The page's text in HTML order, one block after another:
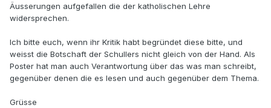
Äusserungen aufgefallen die der katholischen Lehre
widersprechen.
Ich bitte euch, wenn ihr Kritik habt begründet diese bitte, und
weisst die Botschaft der Schullers nicht gleich von der Hand. Als
Poster hat man auch Verantwortung über das was man schreibt,
gegenüber denen die es lesen und auch gegenüber dem Thema.
Grüsse